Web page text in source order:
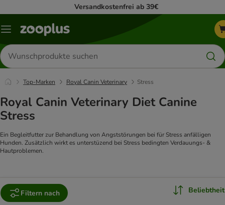
Versandkostenfrei ab 39€
Menü
Produkte
suchen
Top-Marken Royal Canin Veterinary Stress
Royal Canin Veterinary Diet Canine
Stress
Ein Begleitfutter zur Behandlung von Angststörungen bei für Stress anfälligen
Hunden. Zusätzlich wirkt es unterstüzend bei Stress bedingten Verdauungs- &
Hautproblemen.
Filtern nach Beliebtheit